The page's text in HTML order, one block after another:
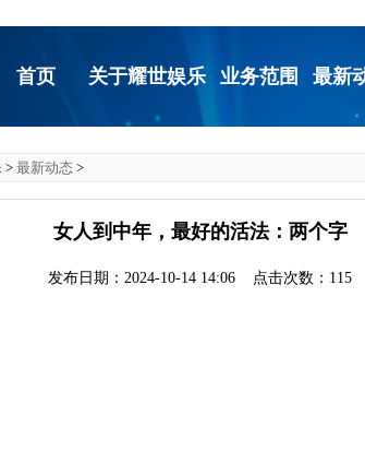
首页 关于耀世娱乐 业务范围 最新
> 最新动态 >
女人到中年，最好的活法：两个字
发布日期：2024-10-14 14:06 点击次数：115